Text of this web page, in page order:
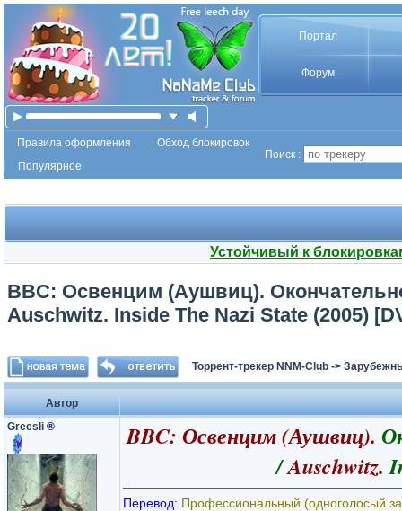
Портал
Форум
Правила оформления
Обход блокировок
Популярное
Поиск :
Устойчивый к
BBC: Освенцим (Аушвиц).
Auschwitz. Inside The Nazi State (2005)
Торрент-трекер NNM-Club ->
Автор
Greesli ® BBC: Освенцим (Аушвиц).
/Auschwitz.
Перевод: Профессиональный (одноголосый